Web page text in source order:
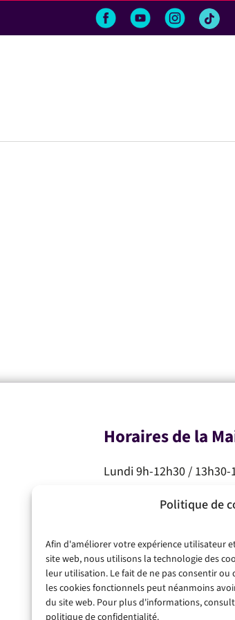
Politique de
Afin d'améliorer votre expérience utilisateur
site web, nous utilisons la technologie des
leur utilisation. Le fait de ne pas consentir
les cookies fonctionnels peut néanmoins
du site web. Pour plus d'informations,
politique de confidentialité.
Horaires de la
Lundi 9h-12h30 / 13h30-
Mercredi 9h-12h30
Vendredi 9h-12h30 /
Samedi 10h-12h